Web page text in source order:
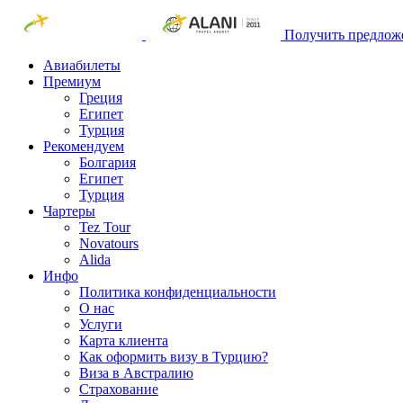
Получить
Авиабилеты
Премиум
Греция
Египет
Турция
Рекомендуем
Болгария
Египет
Турция
Чартеры
Tez Tour
Novatours
Alida
Инфо
Политика конфиденциальности
О нас
Услуги
Карта клиента
Как оформить визу в Турцию?
Виза в Австралию
Страхование